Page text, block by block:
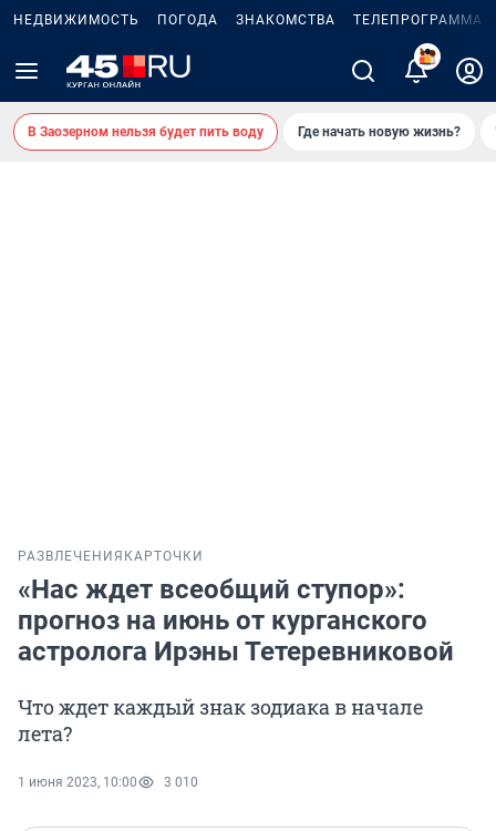
НЕДВИЖИМОСТЬ ПОГОДА ЗНАКОМСТВА ТЕЛЕПРОГРАММА
2
В Заозерном нельзя будет пить воду Где начать новую жизнь?
РАЗВЛЕЧЕНИЯ КАРТОЧКИ
«Нас ждет всеобщий ступор»:
прогноз на июнь от курганского
астролога Ирэны Тетеревниковой
Что ждет каждый знак зодиака в начале
лета?
1 июня 2023, 10:00 3 010